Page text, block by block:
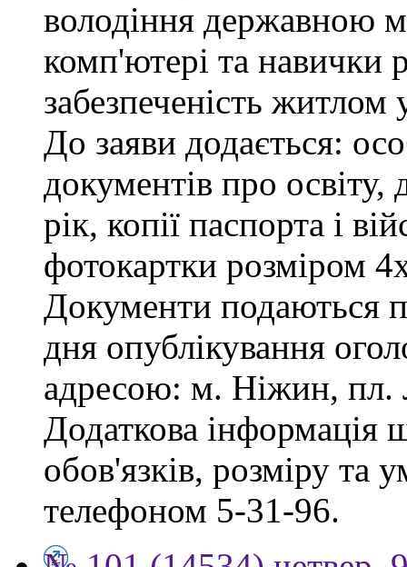
володіння державною
комп'ютері та навички
забезпеченість житлом
До заяви додається:
документів про
рік, копії паспорта і
фотокартки розміром
Документи подаються
дня опублікування
адресою: м. Ніжин, пл.
Додаткова інформація
обов'язків, розміру та
телефоном 5-31-96.